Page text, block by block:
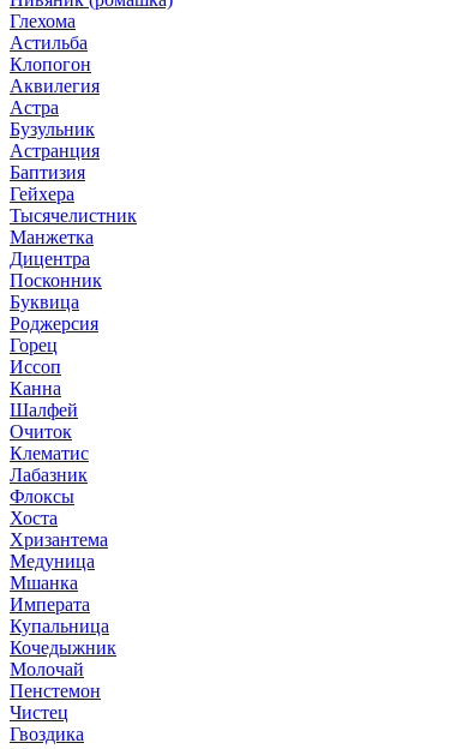
Глехома
Астильба
Клопогон
Аквилегия
Астра
Бузульник
Астранция
Баптизия
Гейхера
Тысячелистник
Манжетка
Дицентра
Посконник
Буквица
Роджерсия
Горец
Иссоп
Канна
Шалфей
Очиток
Клематис
Лабазник
Флоксы
Хоста
Хризантема
Медуница
Мшанка
Императа
Купальница
Кочедыжник
Молочай
Пенстемон
Чистец
Гвоздика